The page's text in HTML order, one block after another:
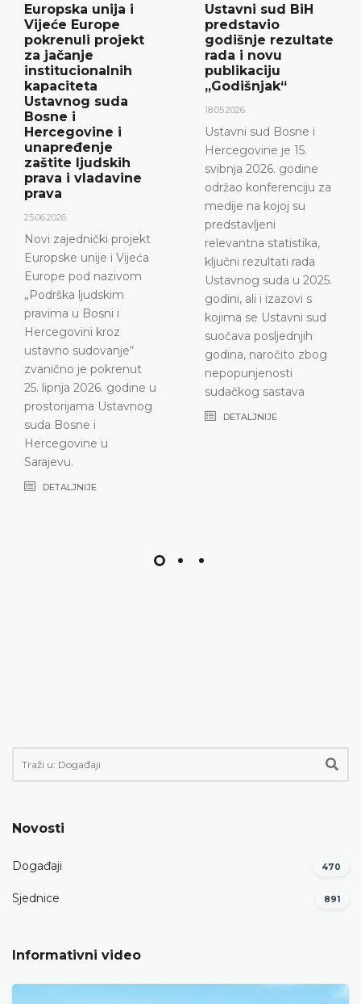
Ustavni sud BiH
predstavio
godišnje rezultate
rada i novu
publikaciju
„Godišnjak“
18.05.2026.
Ustavni sud Bosne i
Hercegovine je 15.
svibnja 2026. godine
održao konferenciju za
predstavljeni
relevantna statistika,
ključni rezultati rada
Ustavnog suda u 2025.
godini, ali i izazovi s
kojima se Ustavni sud
suočava posljednjih
godina, naročito zbog
nepopunjenosti
sudačkog sastava
DETALJNIJE
Najava
konferencije za
medije
12.05.2026.
Ustavni sud Bosne i
Hercegovine
terminu od 10.00 do
11.30 održati
konferenciju za medije
DETALJNIJE
Novosti
Događaji 470
Sjednice 891
Informativni video